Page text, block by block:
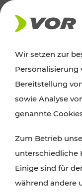
AKTUELLES
News
Alle wichtigen
finden Sie hier
Wir setzen zur
Personalisierung
Bereitstellung
sowie Analyse
genannte
Zum Betrieb
unterschiedliche
Einige sind für
während andere